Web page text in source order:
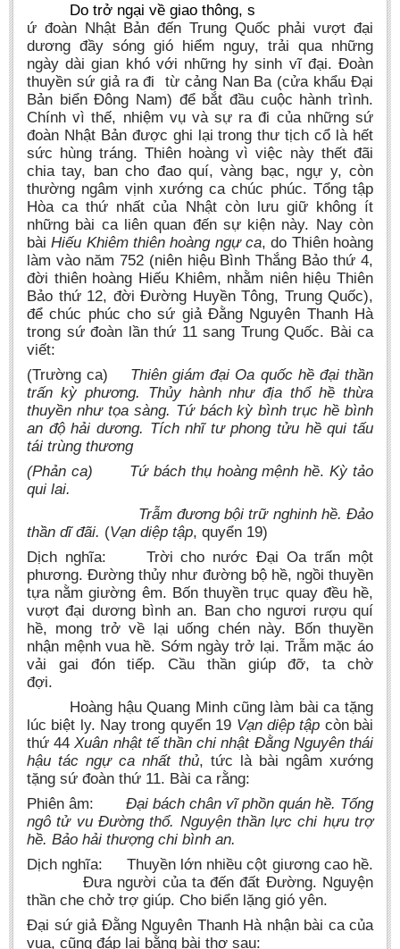
Do trở ngại về giao thông, s
ứ đoàn Nhật Bản đến Trung Quốc phải vượt đại
dương đầy sóng gió hiểm nguy, trải qua những
ngày dài gian khó với những hy sinh vĩ đại. Đoàn
thuyền sứ giả ra đi từ cảng Nan Ba (cửa khẩu Đại
Bản biển Đông Nam) để bắt đầu cuộc hành trình.
Chính vì thế, nhiệm vụ và sự ra đi của những sứ
đoàn Nhật Bản được ghi lại trong thư tịch cổ là hết
sức hùng tráng. Thiên hoàng vì việc này thết đãi
chia tay, ban cho đao quí, vàng bạc, ngự y, còn
thường ngâm vịnh xướng ca chúc phúc. Tổng tập
Hòa ca thứ nhất của Nhật còn lưu giữ không ít
những bài ca liên quan đến sự kiện này. Nay còn
bàiHiếu Khiêm thiên hoàng ngự ca, do Thiên hoàng
làm vào năm 752 (niên hiệu Bình Thắng Bảo thứ 4,
đời thiên hoàng Hiếu Khiêm, nhằm niên hiệu Thiên
Bảo thứ 12, đời Đường Huyền Tông, Trung Quốc),
để chúc phúc cho sứ giả Đằng Nguyên Thanh Hà
trong sứ đoàn lần thứ 11 sang Trung Quốc. Bài ca
viết:
(Trường ca) Thiên giám đại Oa quốc hề đại thần
trấn kỳ phương. Thủy hành như địa thổ hề thừa
thuyền như tọa sàng. Tứ bách kỳ bình trục hề bình
an độ hải dương. Tích nhĩ tư phong tửu hề qui tấu
tái trùng thương
(Phản ca)
Tứ bách thụ hoàng mệnh hề.Kỳ tảo
qui lai.
Trẫm đương bội trữ nghinh hề. Đảo
thần dĩ đãi. (Vạn diệp tập, quyển 19)
Dịch nghĩa: Trời cho nước Đại Oa trấn một
phương. Đường thủy như đường bộ hề, ngồi thuyền
tựa nằm giường êm. Bốn thuyền trục quay đều hề,
vượt đại dương bình an. Ban cho ngươi rượu quí
hề, mong trở về lại uống chén này. Bốn thuyền
nhận mệnh vua hề. Sớm ngày trở lại. Trẫm mặc áo
vải gai đón tiếp. Cầu thần giúp đỡ, ta chờ
đợi.
Hoàng hậu Quang Minh cũng làm bài ca tặng
lúc biệt ly. Nay trong quyển 19 Vạn diệp tập còn bài
thứ 44Xuân nhật tế thần chi nhật Đằng Nguyên thái
hậu tác ngự ca nhất thủ, tức là bài ngâm xướng
tặng sứ đoàn thứ 11. Bài ca rằng:
Phiên âm: Đại bách chân vĩ phồn quán hề. Tống
ngô tử vu Đường thổ. Nguyện thần lực chi hựu trợ
hề. Bảo hải thượng chi bình an.
Dịch nghĩa: Thuyền lớn nhiều cột giương cao hề.
Đưa người của ta đến đất Đường. Nguyện
thần che chở trợ giúp. Cho biển lặng gió yên.
Đại sứ giả Đằng Nguyên Thanh Hà nhận bài ca của
vua, cũng đáp lại bằng bài thơ sau: